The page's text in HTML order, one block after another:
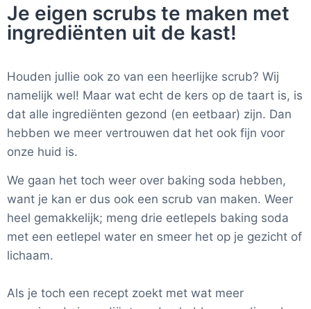
Je eigen scrubs te maken met
ingrediënten uit de kast!
Houden jullie ook zo van een heerlijke scrub? Wij
namelijk wel! Maar wat echt de kers op de taart is, is
dat alle ingrediënten gezond (en eetbaar) zijn. Dan
hebben we meer vertrouwen dat het ook fijn voor
onze huid is.
We gaan het toch weer over baking soda hebben,
want je kan er dus ook een scrub van maken. Weer
heel gemakkelijk; meng drie eetlepels baking soda
met een eetlepel water en smeer het op je gezicht of
lichaam.
Als je toch een recept zoekt met wat meer